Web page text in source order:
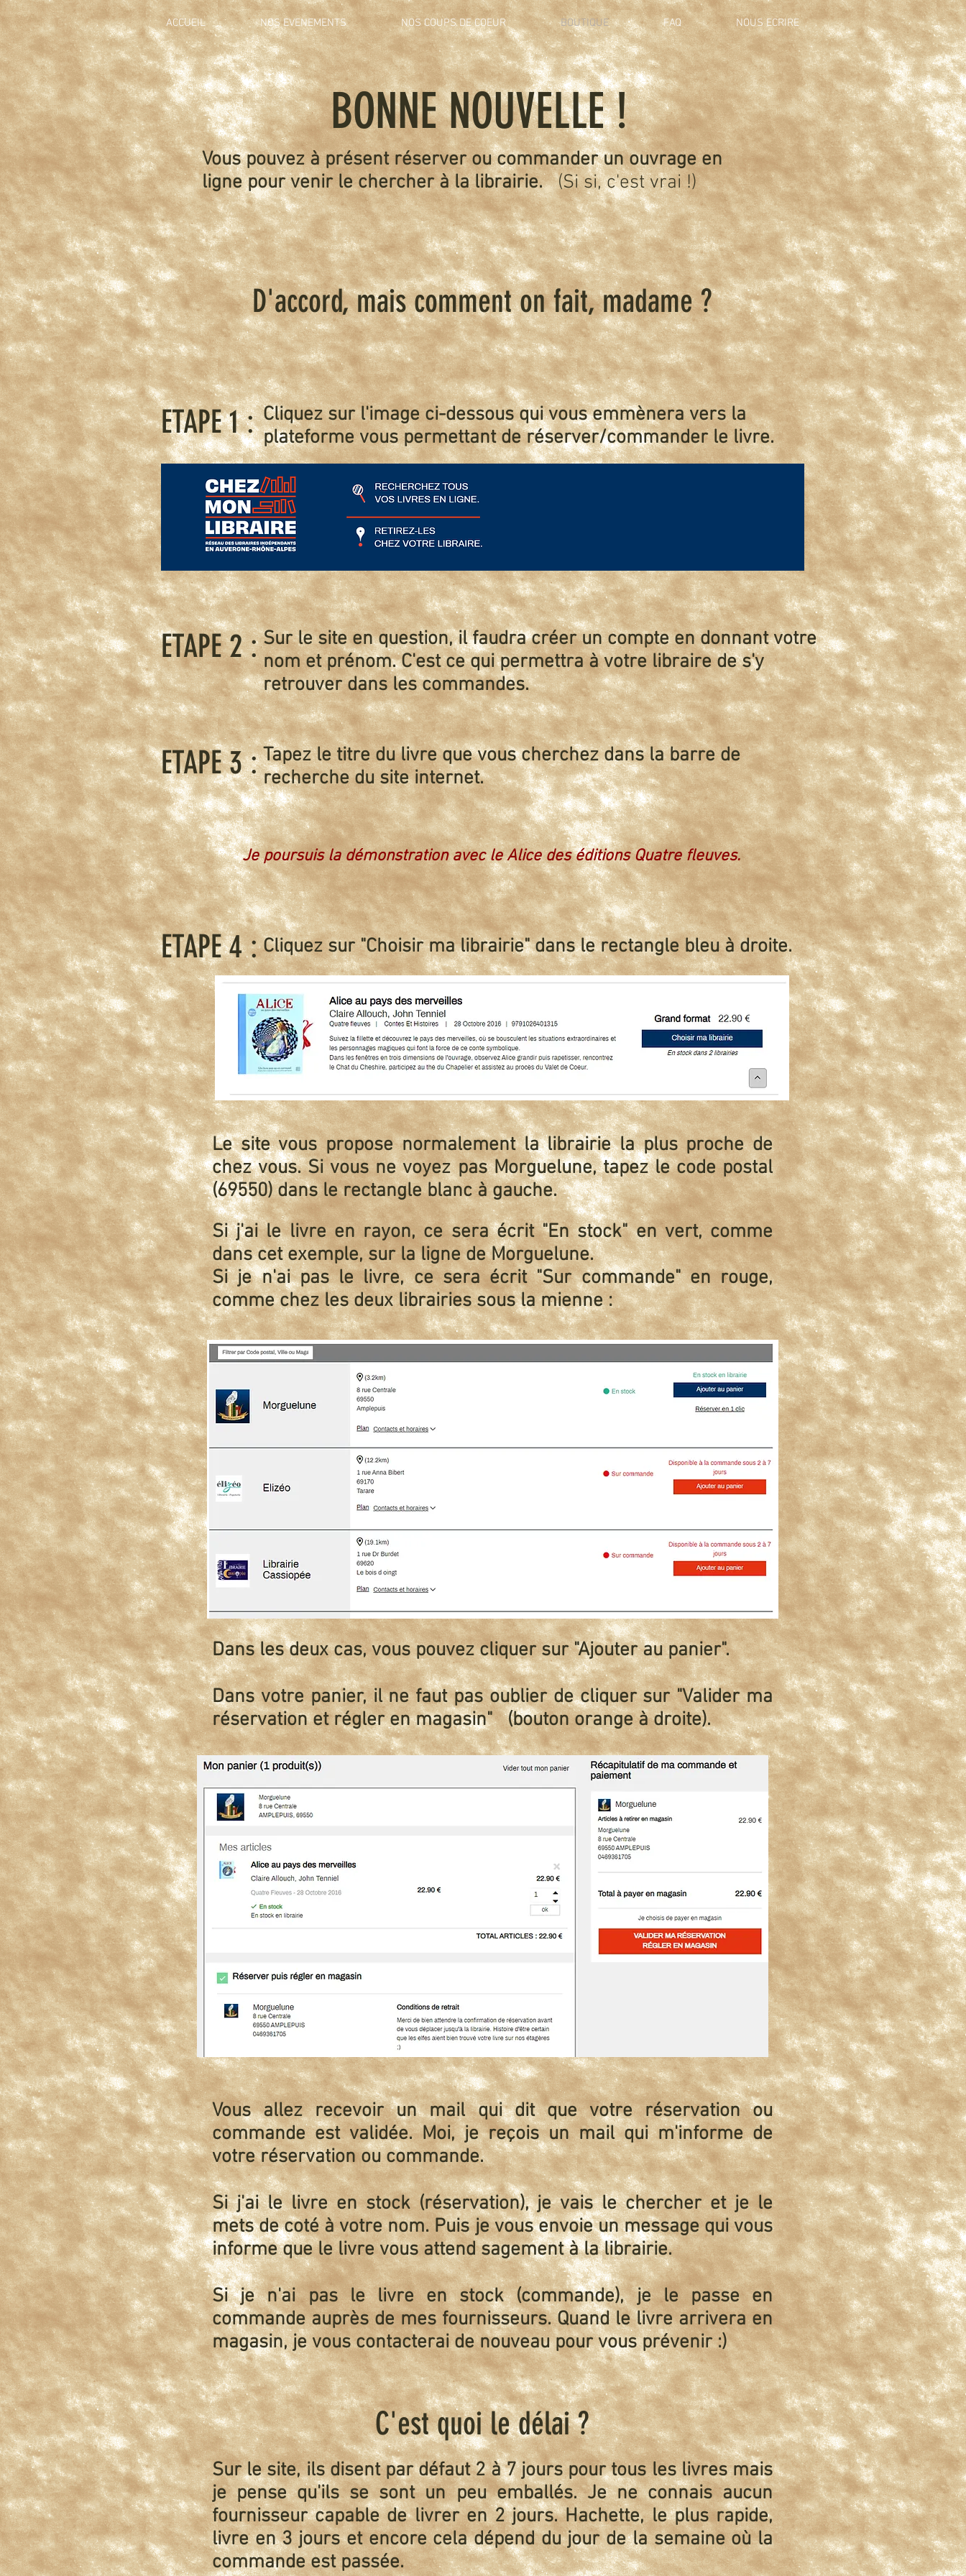
ACCUEIL NOS EVENEMENTS NOS COUPS DE COEUR BOUTIQUE FAQ NOUS ECRIRE
BONNE NOUVELLE !
Vous pouvez à présent réserver ou commander un ouvrage en
ligne pour venir le chercher à la librairie.(Si si, c'est vrai !)
D'accord, mais comment on fait, madame ?
ETAPE 1 :Cliquez sur l'image ci-dessous qui vous emmènera vers la
plateforme vous permettant de réserver/commander le livre.
ETAPE 2 :Sur le site en question, il faudra créer un compte en donnant votre
nom et prénom. C'est ce qui permettra à votre libraire de s'y
retrouver dans les commandes.
ETAPE 3 :Tapez le titre du livre que vous cherchez dans la barre de
recherche du site internet.
Je poursuis la démonstration avec le Alice des éditions Quatre fleuves.
ETAPE 4 :Cliquez sur "Choisir ma librairie" dans le rectangle bleu à droite.
Le site vous propose normalement la librairie la plus proche de
chez vous. Si vous ne voyez pas Morguelune, tapez le code postal
(69550) dans le rectangle blanc à gauche.
Si j'ai le livre en rayon, ce sera écrit "En stock" en vert, comme
dans cet exemple, sur la ligne de Morguelune.
Si je n'ai pas le livre, ce sera écrit "Sur commande" en rouge,
comme chez les deux librairies sous la mienne :
Dans les deux cas, vous pouvez cliquer sur "Ajouter au panier".
Dans votre panier, il ne faut pas oublier de cliquer sur "Valider ma
réservation et régler en magasin" (bouton orange à droite).
Vous allez recevoir un mail qui dit que votre réservation ou
commande est validée. Moi, je reçois un mail qui m'informe de
votre réservation ou commande.
Si j'ai le livre en stock (réservation), je vais le chercher et je le
mets de coté à votre nom. Puis je vous envoie un message qui vous
informe que le livre vous attend sagement à la librairie.
Si je n'ai pas le livre en stock (commande), je le passe en
commande auprès de mes fournisseurs.Quand le livre arrivera en
magasin, je vous contacterai de nouveau pour vous prévenir :)
C'est quoi le délai ?
Sur le site, ils disent par défaut 2 à 7 jours pour tous les livres mais
je pense qu'ils se sont un peu emballés. Je ne connais aucun
fournisseur capable de livrer en 2 jours. Hachette, le plus rapide,
livre en 3 jours et encore cela dépend du jour de la semaine où la
commande est passée.